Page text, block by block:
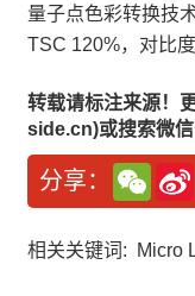
量子点色彩转换技
TSC 120%，对比
转载请标注来源！
side.cn)或搜索微
分享：
W
e
C
a
相关关键词: Micro